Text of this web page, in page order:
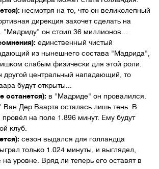
несмотря на то, что он великолепный
дирекция захочет сделать на
"Мадриду" он стоил 36 миллионов...
единственный чистый
из нынешнего состава "Мадрида",
слабым физически для этой роли.
другой центральный нападающий, то
будут открыты...
останется): в "Мадриде" он провалился.
Ван Дер Ваарта осталась лишь тень. В
на поле 1.896 минут. Ему будут
клуб.
сезон выдался для голландца
только 1.024 минуты, и выглядел,
уровне. Вряд ли теперь его оставят в